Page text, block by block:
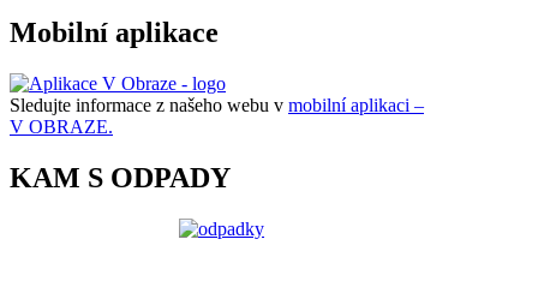
Mobilní aplikace
Sledujte informace z našeho webu v mobilní aplikaci –
V OBRAZE.
KAM S ODPADY